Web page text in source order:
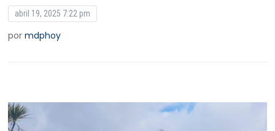
abril 19, 2025 7:22 pm
pormdphoy